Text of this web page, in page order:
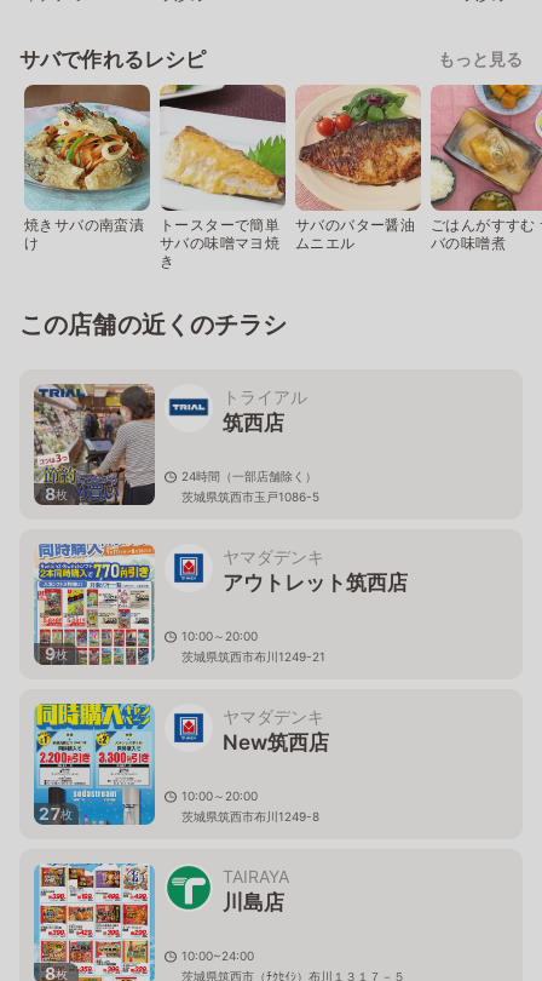
サバで作れるレシピ もっと見る
焼きサバの南蛮漬
け
トースターで簡単
サバの味噌マヨ焼
き
サバのバター醤油
ムニエル
ごはんがすすむ
バの味噌煮
この店舗の近くのチラシ
8枚
トライアル
筑西店
24時間（一部店舗除く）
茨城県筑西市玉戸1086-5
9枚
ヤマダデンキ
アウトレット筑西店
10:00～20:00
茨城県筑西市布川1249-21
27枚
ヤマダデンキ
New筑西店
10:00～20:00
茨城県筑西市布川1249-8
8枚
TAIRAYA
川島店
10:00~24:00
茨城県筑西市（ﾁｸｾｲｼ）布川１３１７－５